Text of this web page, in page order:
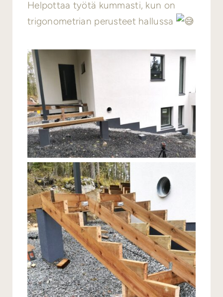
Helpottaa työtä kummasti, kun on
trigonometrian perusteet hallussa